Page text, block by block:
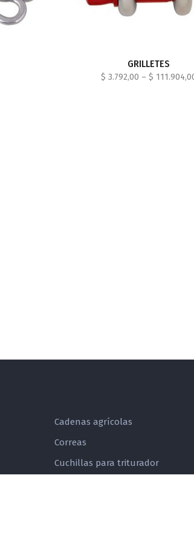
SELECCIONAR
GRILLETES
$ 3.792,00 – $
Cadenas agrícolas
Correas
Cuchillas para triturador